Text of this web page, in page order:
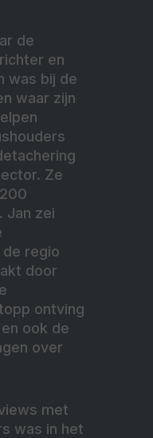
de
en
was bij de
waar zijn
Ze
Jan zei
regio
door
ontving
ook de
over
met
was in het